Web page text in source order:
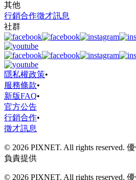
其他
行銷合作徵才訊息
社群
隱私權政策•
服務條款•
新版FAQ•
官方公告
行銷合作•
徵才訊息
© 2026 PIXNET. All rights reserved.
負責提供
© 2026 PIXNET. All rights reserved.